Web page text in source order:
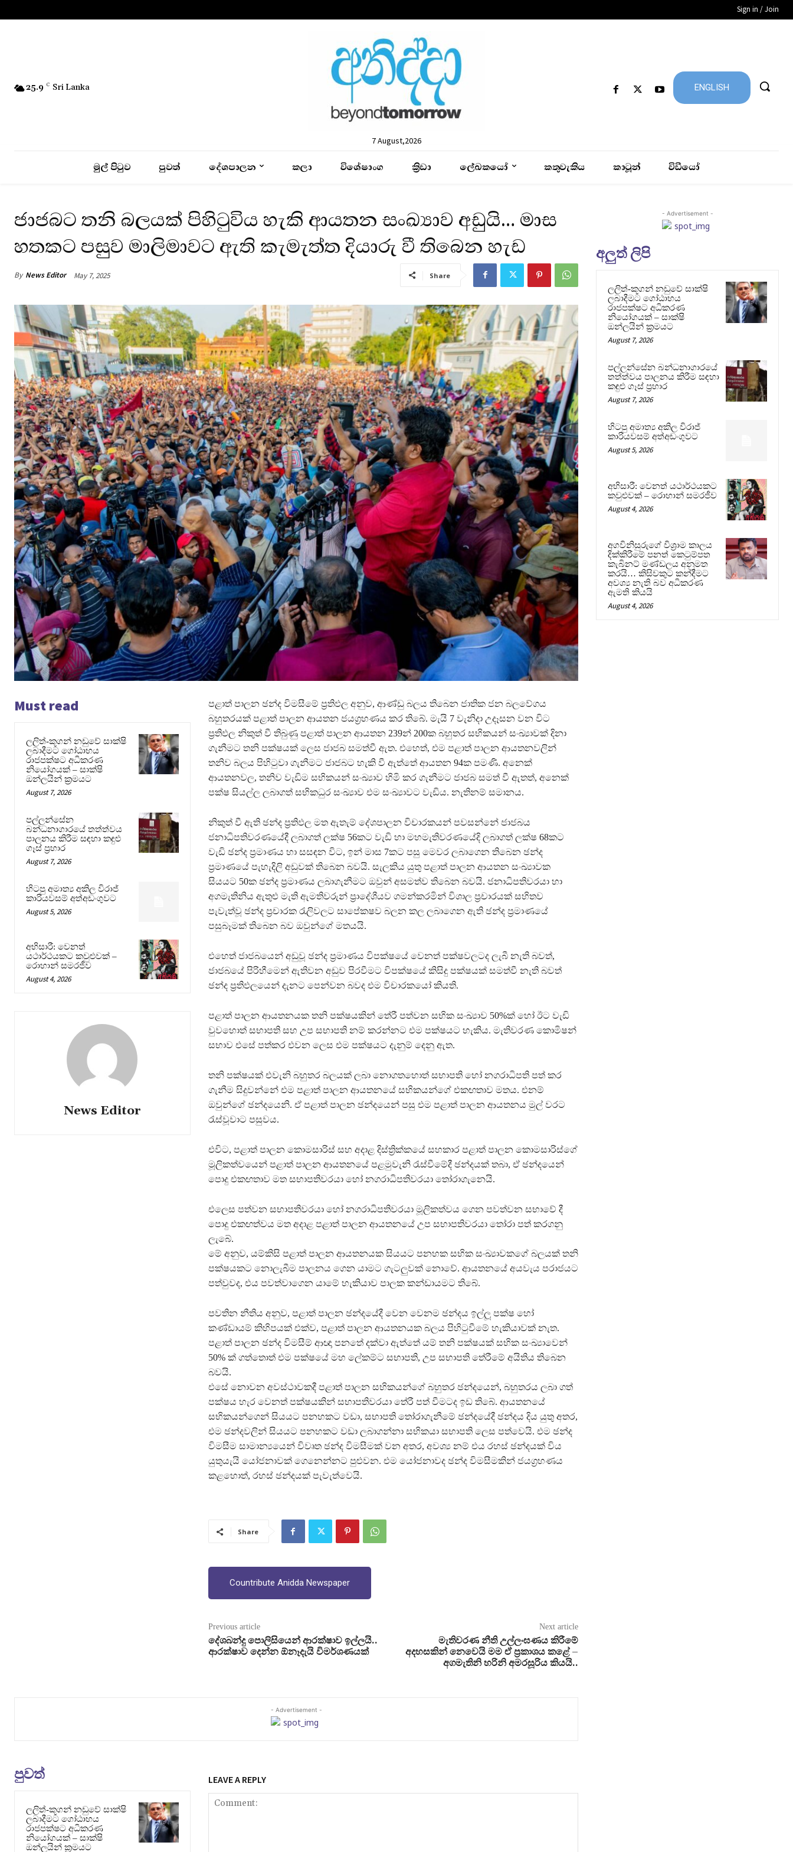
Sign in / Join
25.9 C Sri Lanka
7 August,2026
ENGLISH
මුල් පිටුව පුවත් දේශපාලන කලා විශේෂාංග ක්‍රිඩා ලේඛකයෝ කතුවැකිය කාටූන් විඩීයෝ
ජාජබට තනි බලයක් පිහිටුවිය හැකි ආයතන සංඛ්‍යාව අඩුයි… මාස
හතකට පසුව මාලිමාවට ඇති කැමැත්ත දියාරු වී තිබෙන හැඩ
By News Editor May 7, 2025 Share
Must read
ලලිත්-කූගන් නඩුවේ සාක්ෂි
ලබාදීමට ගෝඨාභය
රාජපක්ෂට අධිකරණ
නියෝගයක් – සාක්ෂි
ඔන්ලයින් ක්‍රමයට
August 7, 2026
පල්ලන්සේන
බන්ධනාගාරයේ තත්ත්වය
පාලනය කිරීම සඳහා කඳුළු
ගෑස් ප්‍රහාර
August 7, 2026
හිටපු අමාත්‍ය අකිල විරාජ්
කාරියවසම් අත්අඩංගුවට
August 5, 2026
අභිසාරී: වෙනත්
යථාර්ථයකට කවුළුවක් –
රොහාන් සමරජීව
August 4, 2026
News Editor
පළාත් පාලන ඡන්ද විමසීමේ ප්‍රතිඵල අනුව, ආණ්ඩු බලය තිබෙන ජාතික ජන බලවේගය
බහුතරයක් පළාත් පාලන ආයතන ජයග්‍රහණය කර තිබේ. මැයි 7 වැනිදා උදෑසන වන විට
ප්‍රතිඵල නිකුත් වී තිබුණු පළාත් පාලන ආයතන 239න් 200ක බහුතර සභිකයන් සංඛ්‍යාවක් දිනා
ගැනීමට තනි පක්ෂයක් ලෙස ජාජබ සමත්වී ඇත. එහෙත්, එම පළාත් පාලන ආයතනවලින්
තනිව බලය පිහිටුවා ගැනීමට ජාජබට හැකි වී ඇත්තේ ආයතන 94ක පමණි. අනෙක්
ආයතනවල, තනිව වැඩිම සභිකයන් සංඛ්‍යාව හිමි කර ගැනීමට ජාජබ සමත් වී ඇතත්, අනෙක්
පක්ෂ සියල්ල ලබාගත් සභිකධුර සංඛ්‍යාව එම සංඛ්‍යාවට වැඩිය. නැතිනම් සමානය.
නිකුත් වී ඇති ඡන්ද ප්‍රතිඵල මත ඇතැම් දේශපාලන විචාරකයන් පවසන්නේ ජාජබය
ජනාධිපතිවරණයේදී ලබාගත් ලක්ෂ 56කට වැඩි හා මහමැතිවරණයේදි ලබාගත් ලක්ෂ 68කට
වැඩි ඡන්ද ප්‍රමාණය හා සසඳන විට, ඉන් මාස 7කට පසු මෙවර ලබාගෙන තිබෙන ඡන්ද
ප්‍රමාණයේ පැහැදිලි අඩුවක් තිබෙන බවයි. සැලකිය යුතු පළාත් පාලන ආයතන සංඛ්‍යාවක
සියයට 50ක ඡන්ද ප්‍රමාණය ලබාගැනීමට ඔවුන් අසමත්ව තිබෙන බවයි. ජනාධිපතිවරයා හා
අගමැතිනිය ඇතුළු මැති ඇමතිවරුන් ප්‍රාදේශීයව ගමන්කරමින් විශාල ප්‍රචාරයක් සහිතව
පැවැත්වූ ඡන්ද ප්‍රචාරක රැලිවලට සාපේකෂව බලන කල ලබාගෙන ඇති ඡන්ද ප්‍රමාණයේ
පසුබෑමක් තිබෙන බව ඔවුන්ගේ මතයයි.
එහෙත් ජාජබයෙන් අඩුවූ ඡන්ද ප්‍රමාණය විපක්ෂයේ වෙනත් පක්ෂවලටද ලැබී නැති බවත්,
ජාජබයේ පිරිහීමෙන් ඇතිවන අඩුව පිරවීමට විපක්ෂයේ කිසිදු පක්ෂයක් සමත්වී නැති බවත්
ඡන්ද ප්‍රතිඵලයෙන් දැනට පෙන්වන බවද එම විචාරකයෝ කියති.
පළාත් පාලන ආයතනයක තනි පක්ෂයකින් තේරී පත්වන සභික සංඛ්‍යාව 50%ක් හෝ ඊට වැඩි
වුවහොත් සභාපති සහ උප සභාපති නම් කරන්නට එම පක්ෂයට හැකිය. මැතිවරණ කොමිෂන්
සභාව එසේ පත්කර එවන ලෙස එම පක්ෂයට දැනුම් දෙනු ඇත.
තනි පක්ෂයක් එවැනි බහුතර බලයක් ලබා නොගතහොත් සභාපති හෝ නගරාධිපති පත් කර
ගැනීම සිදුවන්නේ එම පළාත් පාලන ආයතනයේ සභිකයන්ගේ එකඟතාව මතය. එනම්
ඔවුන්ගේ ඡන්දයෙනි. ඒ පළාත් පාලන ඡන්දයෙන් පසු එම පළාත් පාලන ආයතනය මුල් වරට
රැස්වූවාට පසුවය.
එවිට, පළාත් පාලන කොමසාරිස් සහ අදාළ දිස්ත්‍රික්කයේ සහකාර පළාත් පාලන කොමසාරිස්ගේ
මූලිකත්වයෙන් පළාත් පාලන ආයතනයේ පළමුවැනි රැස්වීමේදී ඡන්දයක් තබා, ඒ ඡන්දයෙන්
පොදු එකඟතාව මත සභාපතිවරයා හෝ නගරාධිපතිවරයා තෝරාගැනෙයි.
එලෙස පත්වන සභාපතිවරයා හෝ නගරාධිපතිවරයා මූලිකත්වය ගෙන පවත්වන සභාවේ දී
පොදු එකඟත්වය මත අදාළ පළාත් පාලන ආයතනයේ උප සභාපතිවරයා තෝරා පත් කරගනු
ලැබේ.
මේ අනුව, යම්කිසි පළාත් පාලන ආයතනයක සියයට පනහක සභික සංඛ්‍යාවකගේ බලයක් තනි
පක්ෂයකට නොලැබීම පාලනය ගෙන යාමට ගැටලු‍වක් නොවේ. ආයතනයේ අයවැය පරාජයට
පත්වුවද, එය පවත්වාගෙන යාමේ හැකියාව පාලක කන්ඩායමට තිබේ.
පවතින නීතිය අනුව, පළාත් පාලන ඡන්දයේදී වෙන වෙනම ඡන්දය ඉල්ලූ පක්ෂ හෝ
කණ්ඩායම් කිහිපයක් එක්ව, පළාත් පාලන ආයතනයක බලය පිහිටුවීමේ හැකියාවක් නැත.
පළාත් පාලන ඡන්ද විමසීම් ආඥා පනතේ දක්වා ඇත්තේ යම් තනි පක්ෂයක් සභික සංඛ්‍යාවෙන්
50% ක් ගත්තොත් එම පක්ෂයේ මහ ලේකම්ට සභාපති, උප සභාපති තේරීමේ අයිතිය තිබෙන
බවයි.
එසේ නොවන අවස්ථාවකදී පළාත් පාලන සභිකයන්ගේ බහුතර ඡන්දයෙන්, බහුතරය ලබා ගත්
පක්ෂය හැර වෙනත් පක්ෂයකින් සභාපතිවරයා තේරී පත් වීමටද ඉඩ තිබේ. ආයතනයේ
සභිකයන්ගෙන් සියයට පනහකට වඩා, සභාපති තෝරාගැනීමේ ඡන්දයේදී ඡන්දය දිය යුතු අතර,
එම ඡන්දවලින් සියයට පනහකට වඩා ලබාගන්නා සභිකයා සභාපති ලෙස පත්වෙයි. එම ඡන්ද
විමසීම සාමාන්‍යයෙන් විවෘත ඡන්ද විමසීමක් වන අතර, අවශ්‍ය නම් එය රහස් ඡන්දයක් විය
යුතුයැයි යෝජනාවක් ගෙනෙන්නට පුළුවන. එම යෝජනාවද ඡන්ද විමසීමකින් ජයග්‍රහණය
කළහොත්, රහස් ඡන්දයක් පැවැත්වෙයි.
Share
Countribute Anidda Newspaper
Previous article
දේශබන්දු පොලිසියෙන් ආරක්ෂාව ඉල්ලයි..
ආරක්ෂාව දෙන්න ඕනෑදැයි විමර්ශණයක්
Next article
මැතිවරණ නීති උල්ලංඝණය කිරීමේ
අදහසකින් නෙවෙයි මම ඒ ප්‍රකාශය කළේ –
අගමැතිනි හරිනි අමරසූරිය කියයි..
- Advertisement -
පුවත්
ලලිත්-කූගන් නඩුවේ සාක්ෂි
ලබාදීමට ගෝඨාභය
රාජපක්ෂට අධිකරණ
නියෝගයක් – සාක්ෂි
ඔන්ලයින් ක්‍රමයට
LEAVE A REPLY
- Advertisement -
අලුත් ලිපි
ලලිත්-කූගන් නඩුවේ සාක්ෂි
ලබාදීමට ගෝඨාභය
රාජපක්ෂට අධිකරණ
නියෝගයක් – සාක්ෂි
ඔන්ලයින් ක්‍රමයට
August 7, 2026
පල්ලන්සේන බන්ධනාගාරයේ
තත්ත්වය පාලනය කිරීම සඳහා
කඳුළු ගෑස් ප්‍රහාර
August 7, 2026
හිටපු අමාත්‍ය අකිල විරාජ්
කාරියවසම් අත්අඩංගුවට
August 5, 2026
අභිසාරී: වෙනත් යථාර්ථයකට
කවුළුවක් – රොහාන් සමරජීව
August 4, 2026
අගවිනිසුරුගේ විශ්‍රාම කාලය
දික්කිරීමේ පනත් කෙටුම්පත
කැබිනට් මණ්ඩලය අනුමත
කරයි… කිසිවකුට කන්දීමට
අවශ්‍ය නැති බව අධිකරණ
ඇමති කියයි
August 4, 2026